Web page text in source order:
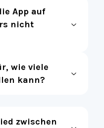
App auf
nicht
wie viele
kann?
zwischen